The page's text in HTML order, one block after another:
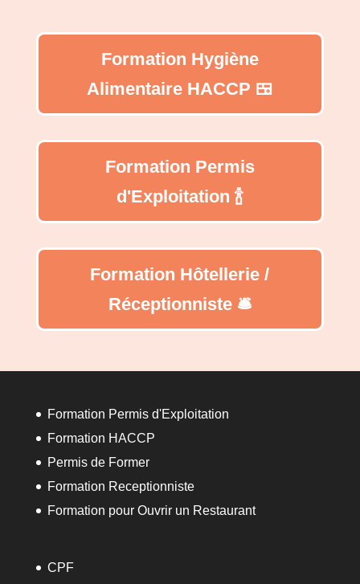
Formation Hygiène
Alimentaire HACCP 🍱
Formation Permis
d'Exploitation 🍾
Formation Hôtellerie /
Réceptionniste 🛎️
Formation Permis d'Exploitation
Formation HACCP
Permis de Former
Formation Receptionniste
Formation pour Ouvrir un Restaurant
CPF